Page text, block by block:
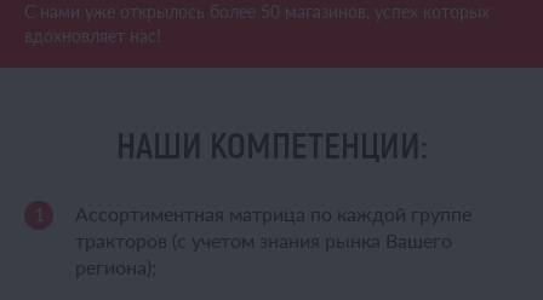
С нами уже открылось более 50 магазинов, успех которых
вдохновляет нас!
НАШИ КОМПЕТЕНЦИИ:
Ассортиментная матрица по каждой группе
тракторов (с учетом знания рынка Вашего
региона);